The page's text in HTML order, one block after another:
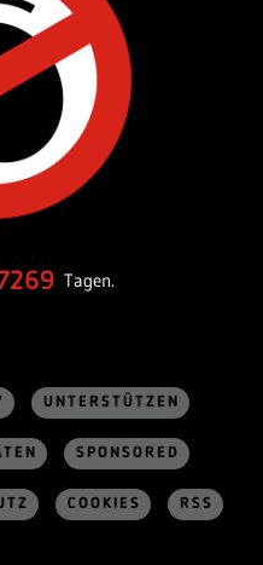
Tagen.
UNTERSTÜTZEN
SPONSORED
COOKIES RSS